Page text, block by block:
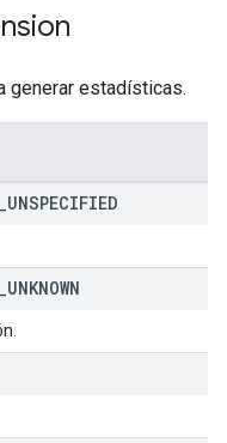
generar estadísticas.
UNSPECIFIED
UNKNOWN